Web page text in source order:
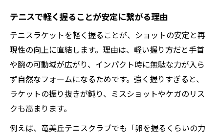
テニスで軽く握ることが安定に繋がる理由
テニスラケットを軽く握ることが、ショットの安定と再
現性の向上に直結します。理由は、軽い握り方だと手首
や腕の可動域が広がり、インパクト時に無駄な力が入ら
ず自然なフォームになるためです。強く握りすぎると、
ラケットの振り抜きが鈍り、ミスショットやケガのリス
クも高まります。
例えば、竜美丘テニスクラブでも「卵を握るくらいの力